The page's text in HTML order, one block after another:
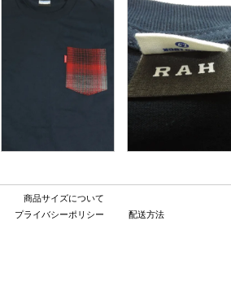
商品サイズについて
プライバシーポリシー 配送方法